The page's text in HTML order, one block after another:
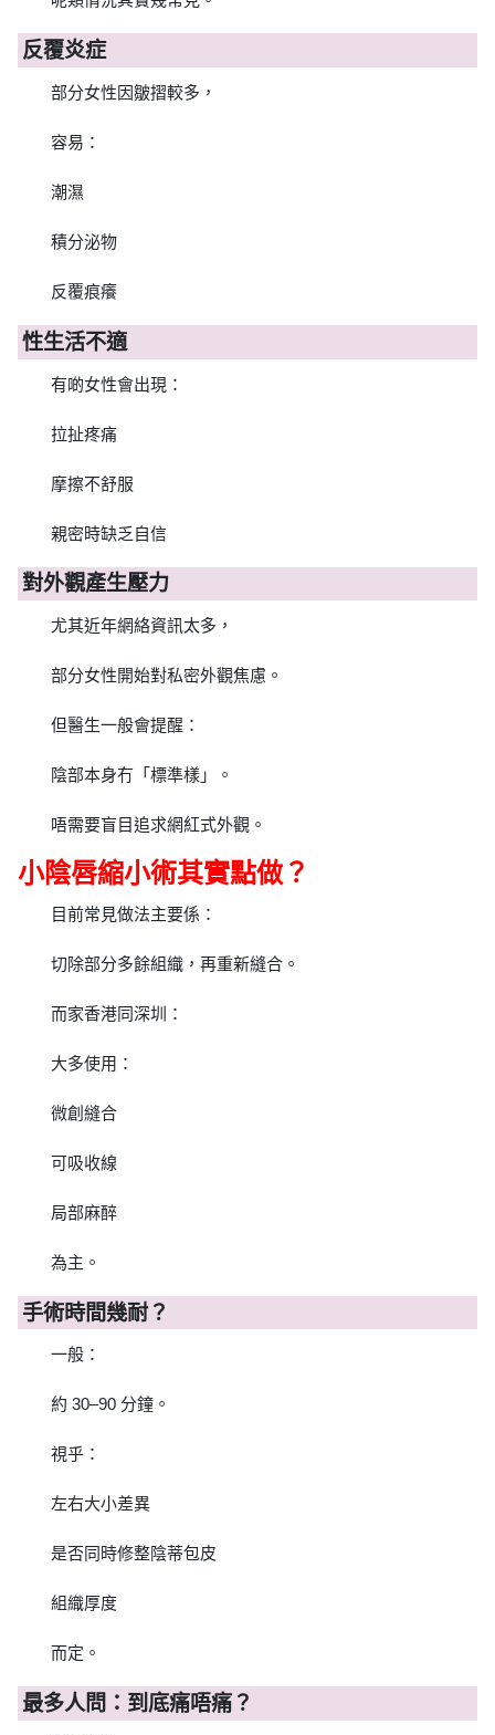
反覆炎症
部分女性因皺摺較多，
容易：
潮濕
積分泌物
反覆痕癢
性生活不適
有啲女性會出現：
拉扯疼痛
摩擦不舒服
親密時缺乏自信
對外觀產生壓力
尤其近年網絡資訊太多，
部分女性開始對私密外觀焦慮。
但醫生一般會提醒：
陰部本身冇「標準樣」。
唔需要盲目追求網紅式外觀。
小陰唇縮小術其實點做？
目前常見做法主要係：
切除部分多餘組織，再重新縫合。
而家香港同深圳：
大多使用：
微創縫合
可吸收線
局部麻醉
為主。
手術時間幾耐？
一般：
約 30–90 分鐘。
視乎：
左右大小差異
是否同時修整陰蒂包皮
組織厚度
而定。
最多人問：到底痛唔痛？